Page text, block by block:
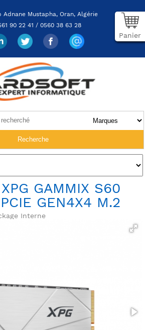
Adnane Mustapha, Oran, Algérie
90 22 41 / 0560 38 63 28
Panier
GAMMIX S60
GEN4X4 M.2
Interne